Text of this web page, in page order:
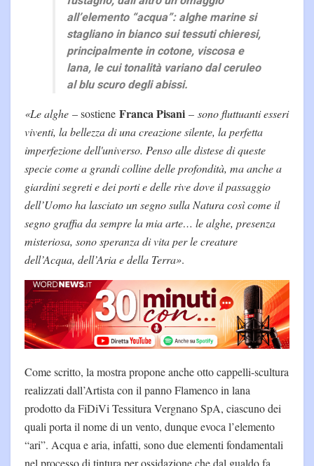
all’elemento “acqua”: alghe marine si
stagliano in bianco sui tessuti chieresi,
principalmente in cotone, viscosa e
lana, le cui tonalità variano dal ceruleo
al blu scuro degli abissi.
«Le alghe – sostiene Franca Pisani – sono fluttuanti esseri
viventi, la bellezza di una creazione silente, la perfetta
imperfezione dell'universo. Penso alle distese di queste
specie come a grandi colline delle profondità, ma anche a
giardini segreti e dei porti e delle rive dove il passaggio
dell’Uomo ha lasciato un segno sulla Natura così come il
segno graffia da sempre la mia arte… le alghe, presenza
misteriosa, sono speranza di vita per le creature
dell’Acqua, dell’Aria e della Terra».
Come scritto, la mostra propone anche otto cappelli-scultura
realizzati dall’Artista con il panno Flamenco in lana
prodotto da FiDiVi Tessitura Vergnano SpA, ciascuno dei
quali porta il nome di un vento, dunque evoca l’elemento
“ari”. Acqua e aria, infatti, sono due elementi fondamentali
nel processo di tintura per ossidazione che dal gualdo fa